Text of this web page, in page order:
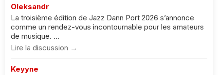
Oleksandr
La troisième édition de Jazz Dann Port 2026 s’annonce
comme un rendez-vous incontournable pour les amateurs
de musique. ...
Lire la discussion →
Keyyne